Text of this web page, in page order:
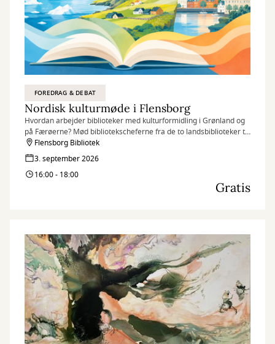
FOREDRAG & DEBAT
Nordisk kulturmøde i Flensborg
Hvordan arbejder biblioteker med kulturformidling i Grønland og
på Færøerne? Mød bibliotekscheferne fra de to landsbiblioteker til
en spændende samtale om kultur, litteratur og fællesskab.
Flensborg Bibliotek
3. september 2026
16:00 - 18:00
Gratis